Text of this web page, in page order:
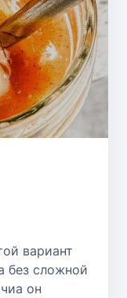
вариант
без сложной
он